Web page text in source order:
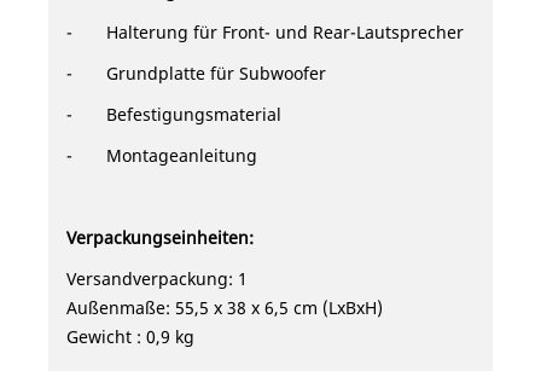
- Halterung für Front- und Rear-Lautsprecher
- Grundplatte für Subwoofer
- Befestigungsmaterial
- Montageanleitung
Verpackungseinheiten:
Versandverpackung: 1
Außenmaße: 55,5 x 38 x 6,5 cm (LxBxH)
Gewicht : 0,9 kg